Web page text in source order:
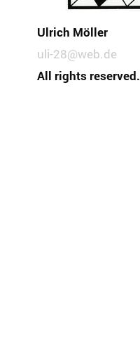
Ulrich Möller
uli-28@web.de
All rights reserved.